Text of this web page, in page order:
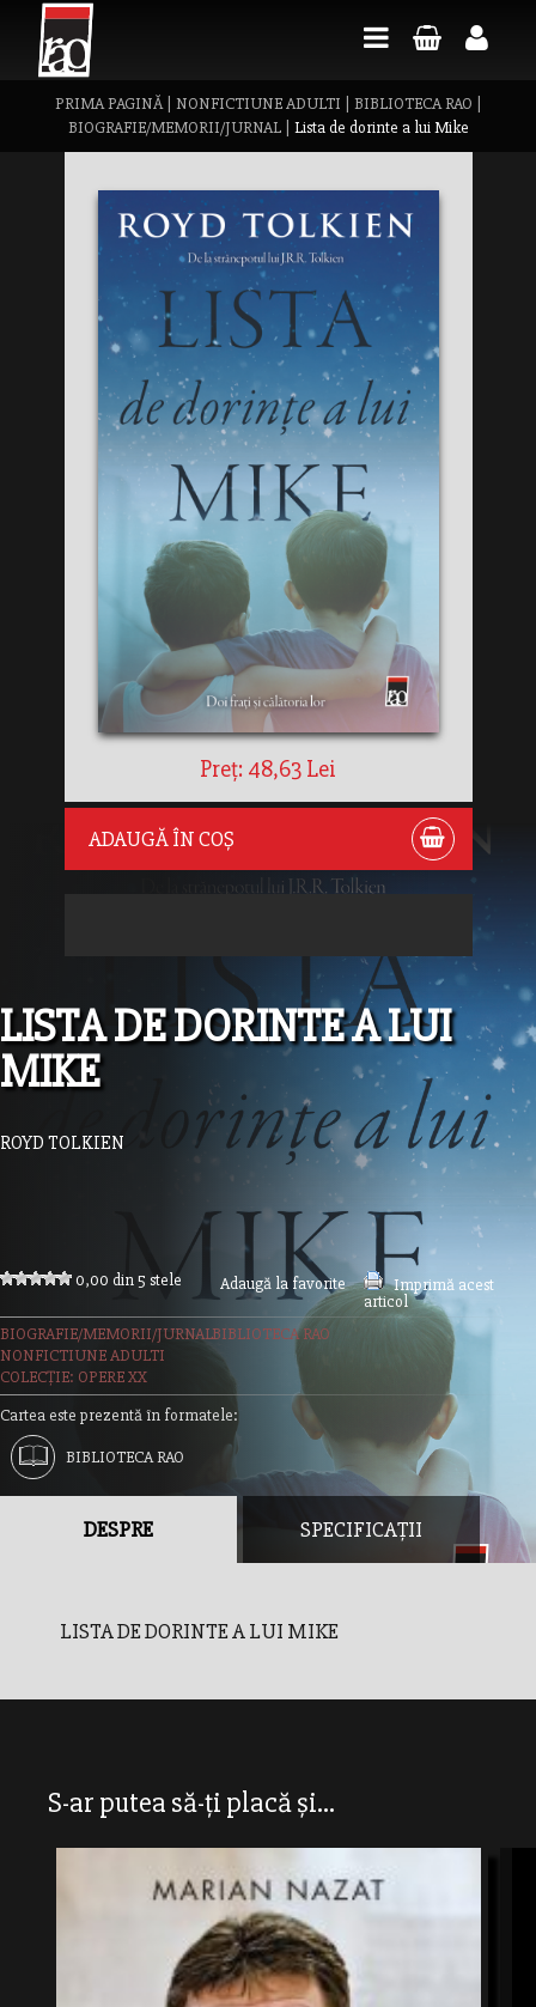
PRIMA PAGINĂ| NONFICTIUNE ADULTI BIBLIOTECA RAO
BIOGRAFIE/MEMORII/JURNAL| Lista de dorinte a lui Mike
Preț: 48,63 Lei
ADAUGĂ ÎN COȘ
LISTA DE DORINTE A LUI
MIKE
ROYD TOLKIEN
0,00 din 5 stele Adaugă la favorite
Imprimă acest
articol
BIOGRAFIE/MEMORII/JURNALBIBLIOTECA RAO
NONFICTIUNE ADULTI
COLECȚIE: OPERE XX
Cartea este prezentă în formatele:
BIBLIOTECA RAO
DESPRE SPECIFICAȚII
LISTA DE DORINTE A LUI MIKE
S-ar putea să-ți placă și...